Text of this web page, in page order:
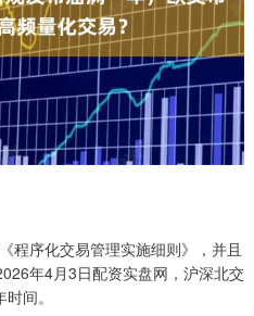
程序化交易管理实施细则》，并且
年4月3日配资实盘网，沪深北交
间。